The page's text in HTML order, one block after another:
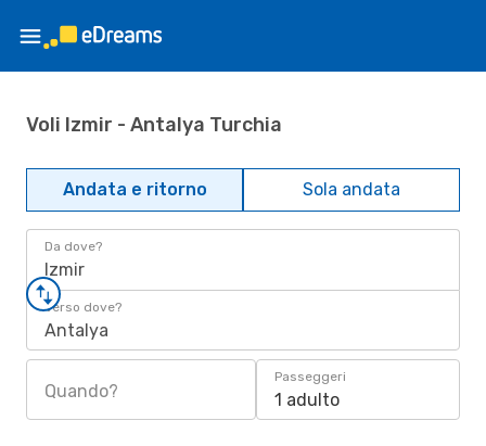
Voli Izmir - Antalya Turchia
Andata e ritorno Sola andata
Da dove?
Izmir
Verso dove?
Antalya
Quando?
Passeggeri
1 adulto